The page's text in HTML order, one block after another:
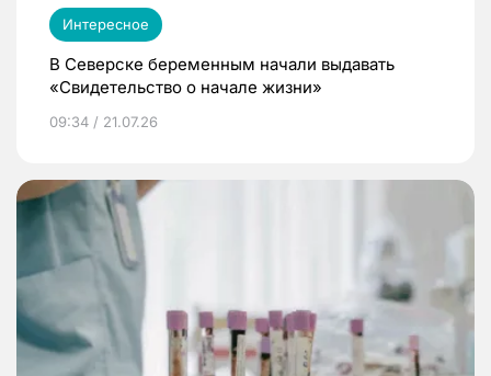
Интересное
В Северске беременным начали выдавать
«Свидетельство о начале жизни»
09:34 / 21.07.26